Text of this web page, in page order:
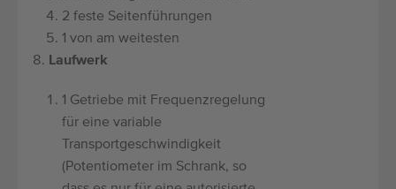
2 feste Seitenführungen
1 von am weitesten
Laufwerk
1 Getriebe mit Frequenzregelung
für eine variable
Transportgeschwindigkeit
(Potentiometer im Schrank, so